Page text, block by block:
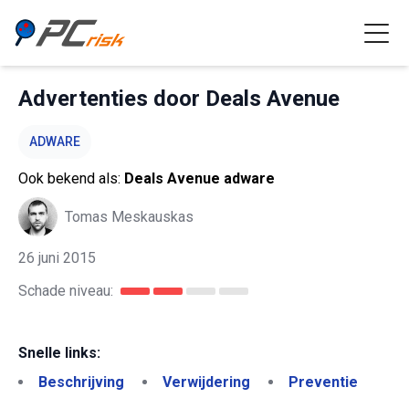
Advertenties door Deals Avenue
ADWARE
Ook bekend als: Deals Avenue adware
Tomas Meskauskas
26 juni 2015
Schade niveau:
Snelle links:
Beschrijving
Verwijdering Preventie